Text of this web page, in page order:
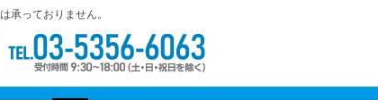
承っておりません。